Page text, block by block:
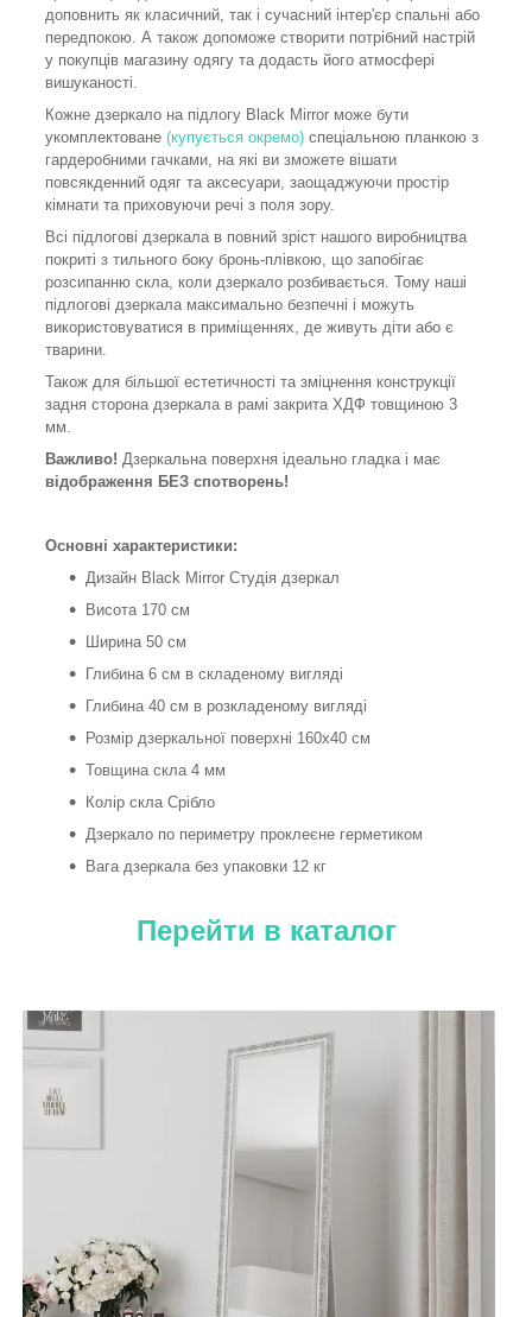
доповнить як класичний, так і сучасний інтер'єр спальні або
передпокою. А також допоможе створити потрібний настрій
у покупців магазину одягу та додасть його атмосфері
вишуканості.
Кожне дзеркало на підлогу Black Mirror може бути
укомплектоване (купується окремо) спеціальною планкою з
гардеробними гачками, на які ви зможете вішати
повсякденний одяг та аксесуари, заощаджуючи простір
кімнати та приховуючи речі з поля зору.
Всі підлогові дзеркала в повний зріст нашого виробництва
покриті з тильного боку бронь-плівкою, що запобігає
розсипанню скла, коли дзеркало розбивається. Тому наші
підлогові дзеркала максимально безпечні і можуть
використовуватися в приміщеннях, де живуть діти або є
тварини.
Також для більшої естетичності та зміцнення конструкції
задня сторона дзеркала в рамі закрита ХДФ товщиною 3
мм.
Важливо! Дзеркальна поверхня ідеально гладка і має
відображення БЕЗ спотворень!
Основні характеристики:
Дизайн Black Mirror Студія дзеркал
Висота 170 см
Ширина 50 см
Глибина 6 см в складеному вигляді
Глибина 40 см в розкладеному вигляді
Розмір дзеркальної поверхні 160х40 см
Товщина скла 4 мм
Колір скла Срібло
Дзеркало по периметру проклеєне герметиком
Вага дзеркала без упаковки 12 кг
Перейти в каталог